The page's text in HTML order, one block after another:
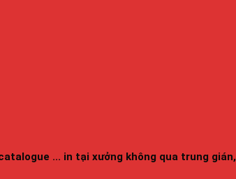
... in tại xưởng không qua trung